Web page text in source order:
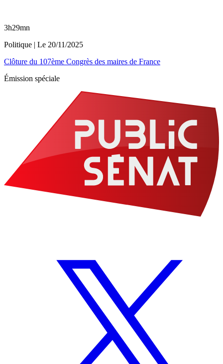
3h29mn
Politique | Le 20/11/2025
Clôture du 107ème Congrès des maires de France
Émission spéciale